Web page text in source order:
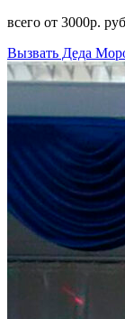
всего от 3000р.
Вызвать Деда